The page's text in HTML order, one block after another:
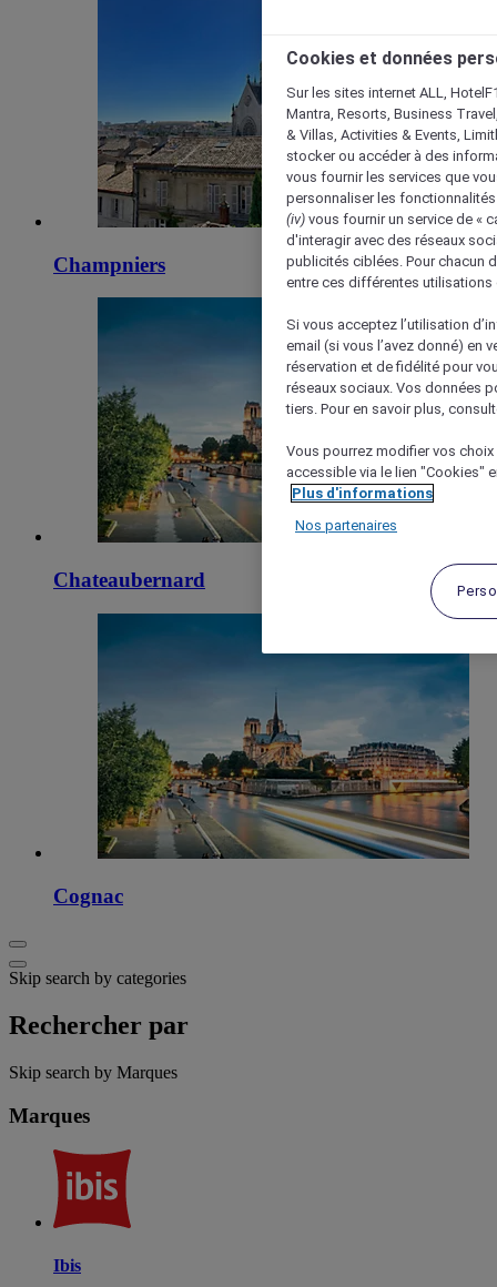
Champniers
Chateaubernard
Cognac
Skip search by categories
Rechercher par
Skip search by Marques
Marques
Ibis
Cookies et données
Sur les sites internet ALL,
Mantra, Resorts, Business
& Villas, Activities & Events,
stocker ou accéder à des
vous fournir les services que
personnaliser les
(iv) vous fournir un service de «
d'interagir avec des réseaux
publicités ciblées. Pour chacun
entre ces différentes utilisations
Si vous acceptez l’utilisation
email (si vous l’avez donné) en
réservation et de fidélité pour
réseaux sociaux. Vos données
tiers. Pour en savoir plus,
Vous pourrez modifier vos
accessible via le lien "Cookies"
Plus d'informations
Nos partenaires